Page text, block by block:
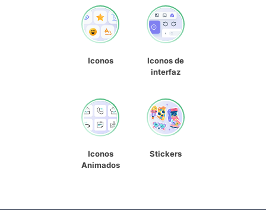
Iconos
Iconos de
interfaz
Iconos
Animados
Stickers